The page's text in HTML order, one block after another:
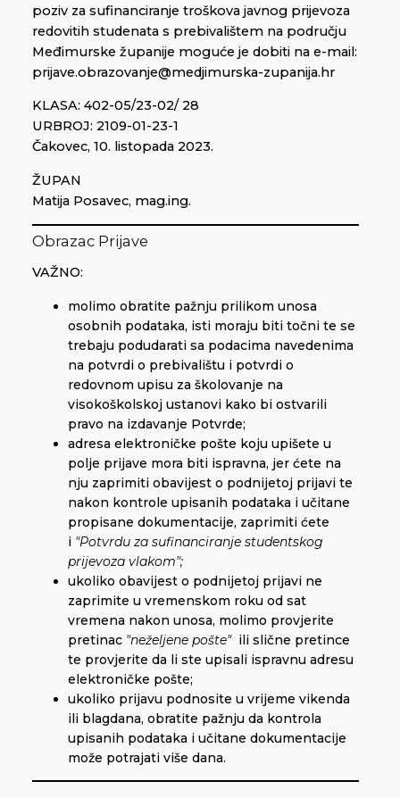
poziv za sufinanciranje troškova javnog prijevoza
redovitih studenata s prebivalištem na području
Međimurske županije moguće je dobiti na e-mail:
prijave.obrazovanje@medjimurska-zupanija.hr
KLASA: 402-05/23-02/ 28
URBROJ: 2109-01-23-1
Čakovec, 10. listopada 2023.
ŽUPAN
Matija Posavec, mag.ing.
Obrazac Prijave
VAŽNO:
molimo obratite pažnju prilikom unosa
osobnih podataka, isti moraju biti točni te se
trebaju podudarati sa podacima navedenima
na potvrdi o prebivalištu i potvrdi o
redovnom upisu za školovanje na
visokoškolskoj ustanovi kako bi ostvarili
pravo na izdavanje Potvrde;
adresa elektroničke pošte koju upišete u
polje prijave mora biti ispravna, jer ćete na
nju zaprimiti obavijest o podnijetoj prijavi te
nakon kontrole upisanih podataka i učitane
propisane dokumentacije, zaprimiti ćete
i "Potvrdu za sufinanciranje studentskog
prijevoza vlakom";
ukoliko obavijest o podnijetoj prijavi ne
zaprimite u vremenskom roku od sat
vremena nakon unosa, molimo provjerite
pretinac "neželjene pošte" ili slične pretince
te provjerite da li ste upisali ispravnu adresu
elektroničke pošte;
ukoliko prijavu podnosite u vrijeme vikenda
ili blagdana, obratite pažnju da kontrola
upisanih podataka i učitane dokumentacije
može potrajati više dana.